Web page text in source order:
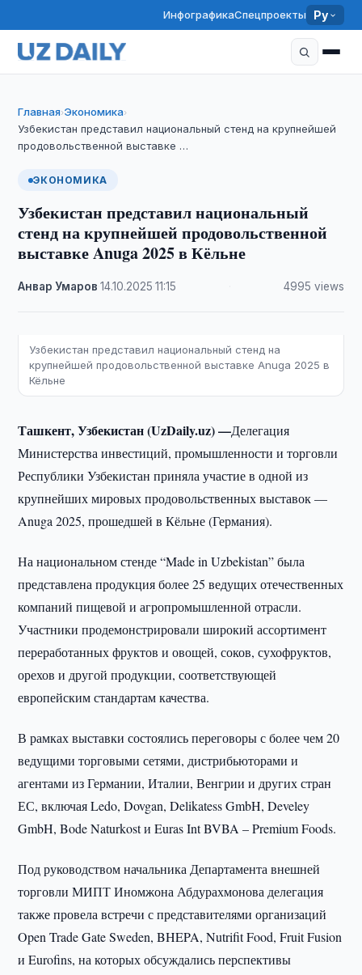
ИнфографикаСпецпроекты Ру
Главная›Экономика›
Узбекистан представил национальный стенд на крупнейшей
продовольственной выставке …
ЭКОНОМИКА
Узбекистан представил национальный
стенд на крупнейшей продовольственной
выставке Anuga 2025 в Кёльне
Анвар Умаров ·14.10.2025 ·11:15 4995 views
Узбекистан представил национальный стенд на
крупнейшей продовольственной выставке Anuga 2025 в
Кёльне
Ташкент, Узбекистан (UzDaily.uz) —Делегация
Министерства инвестиций, промышленности и торговли
Республики Узбекистан приняла участие в одной из
крупнейших мировых продовольственных выставок —
Anuga 2025, прошедшей в Кёльне (Германия).
На национальном стенде “Made in Uzbekistan” была
представлена продукция более 25 ведущих отечественных
компаний пищевой и агропромышленной отрасли.
Участники продемонстрировали широкий ассортимент
переработанных фруктов и овощей, соков, сухофруктов,
орехов и другой продукции, соответствующей
европейским стандартам качества.
В рамках выставки состоялись переговоры с более чем 20
ведущими торговыми сетями, дистрибьюторами и
агентами из Германии, Италии, Венгрии и других стран
ЕС, включая Ledo, Dovgan, Delikatess GmbH, Develey
GmbH, Bode Naturkost и Euras Int BVBA – Premium Foods.
Под руководством начальника Департамента внешней
торговли МИПТ Иномжона Абдурахмонова делегация
также провела встречи с представителями организаций
Open Trade Gate Sweden, BHEPA, Nutrifit Food, Fruit Fusion
и Eurofins, на которых обсуждались перспективы